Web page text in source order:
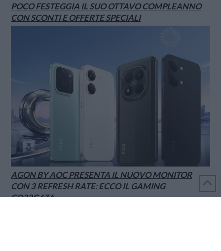
POCO FESTEGGIA IL SUO OTTAVO COMPLEANNO
CON SCONTI E OFFERTE SPECIALI
AGON BY AOC PRESENTA IL NUOVO MONITOR
CON 3 REFRESH RATE: ECCO IL GAMING
CQ32G4ZA